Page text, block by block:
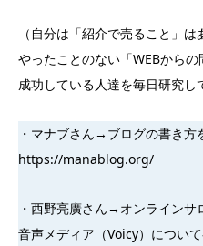
（自分は「紹介で売ること」は
やったことのない「WEBから
成功している人達を毎日研究し
・マナブさん→ブログの書き方
https://manablog.org/
・西野亮廣さん→オンラインサ
音声メディア（Voicy）について